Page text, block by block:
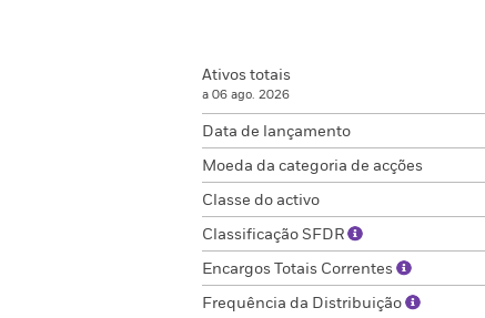
Ativos totais
a 06 ago. 2026
Data de lançamento
Moeda da categoria de acções
Classe do activo
Classificação SFDR
Encargos Totais Correntes
Frequência da Distribuição